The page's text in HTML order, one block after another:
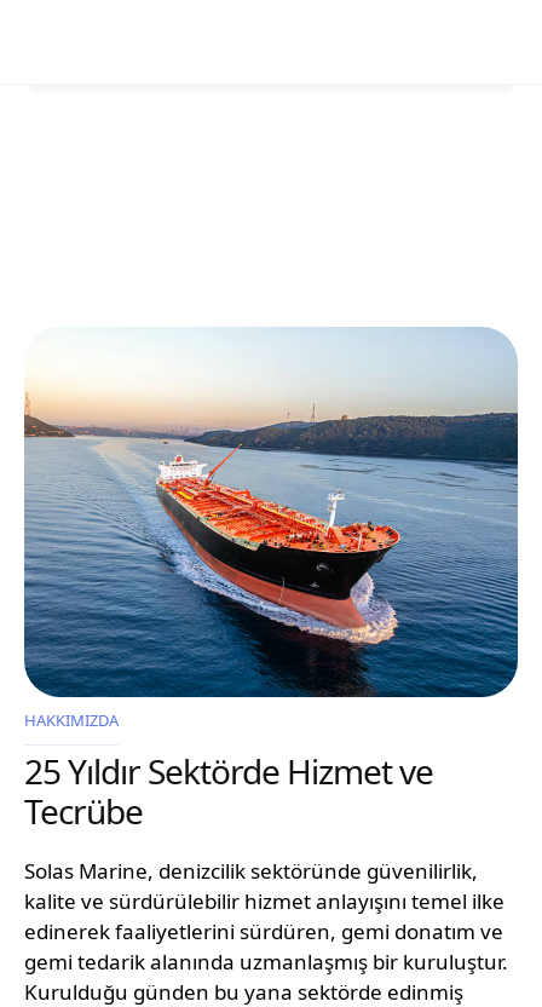
HAKKIMIZDA
25 Yıldır Sektörde Hizmet ve
Tecrübe
Solas Marine, denizcilik sektöründe güvenilirlik,
kalite ve sürdürülebilir hizmet anlayışını temel ilke
edinerek faaliyetlerini sürdüren, gemi donatım ve
gemi tedarik alanında uzmanlaşmış bir kuruluştur.
Kurulduğu günden bu yana sektörde edinmiş